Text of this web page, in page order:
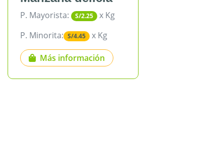
P. Mayorista: S/3.18
P. Minorita: S/5.35
Más información